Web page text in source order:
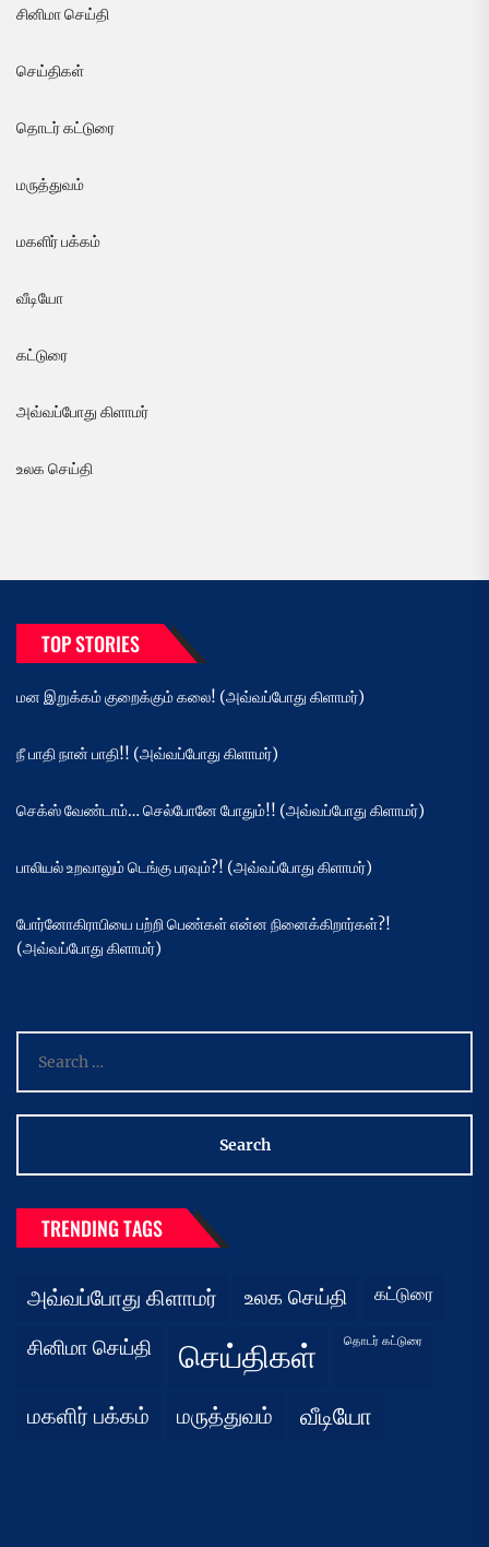
சினிமா செய்தி
செய்திகள்
தொடர் கட்டுரை
மருத்துவம்
மகளிர் பக்கம்
வீடியோ
கட்டுரை
அவ்வப்போது கிளாமர்
உலக செய்தி
TOP STORIES
மன இறுக்கம் குறைக்கும் கலை! (அவ்வப்போது கிளாமர்)
நீ பாதி நான் பாதி!! (அவ்வப்போது கிளாமர்)
செக்ஸ் வேண்டாம்… செல்போனே போதும்!! (அவ்வப்போது கிளாமர்)
பாலியல் உறவாலும் டெங்கு பரவும்?! (அவ்வப்போது கிளாமர்)
போர்னோகிராபியை பற்றி பெண்கள் என்ன நினைக்கிறார்கள்?!
(அவ்வப்போது கிளாமர்)
for:
TRENDING TAGS
அவ்வப்போது கிளாமர் உலக செய்தி கட்டுரை
சினிமா செய்தி செய்திகள் தொடர் கட்டுரை
மகளிர் பக்கம் மருத்துவம் வீடியோ